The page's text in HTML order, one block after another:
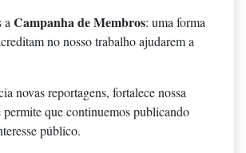
a Campanha de Membros: uma forma
no nosso trabalho ajudarem a
novas reportagens, fortalece nossa
permite que continuemos publicando
público.